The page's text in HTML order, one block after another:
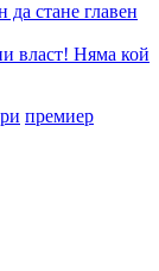
стане главен
власт! Няма кой
премиер